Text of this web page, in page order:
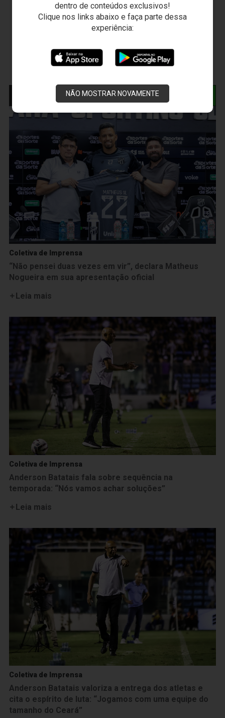
dentro de conteúdos exclusivos!
Clique nos links abaixo e faça parte dessa
experiência:
NÃO MOSTRAR NOVAMENTE
NOTÍCIAS RELACIONADAS
Coletiva de Imprensa
“Não pensei duas vezes em vir”, declara Matheus
Nogueira em sua apresentação oficial
Leia mais
Coletiva de Imprensa
Anderson Batatais fala sobre sequência na
temporada: “Nós vamos achar soluções”
Leia mais
Coletiva de Imprensa
Anderson Batatais valoriza a entrega dos atletas e
cita o espírito de luta: “Jogamos com uma equipe do
tamanho do Ceará”